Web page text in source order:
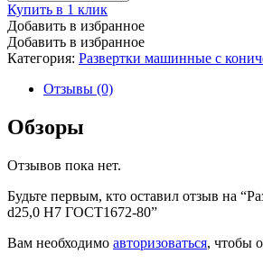
Купить в 1 клик
Добавить в избранное
Добавить в избранное
Категория: Развертки машинные с
Отзывы (0)
Обзоры
Отзывов пока нет.
Будьте первым, кто оставил отзыв на
d25,0 Н7 ГОСТ1672-80”
Вам необходимо авторизоваться, чтобы